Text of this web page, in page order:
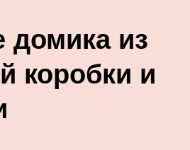
домика из
коробки и